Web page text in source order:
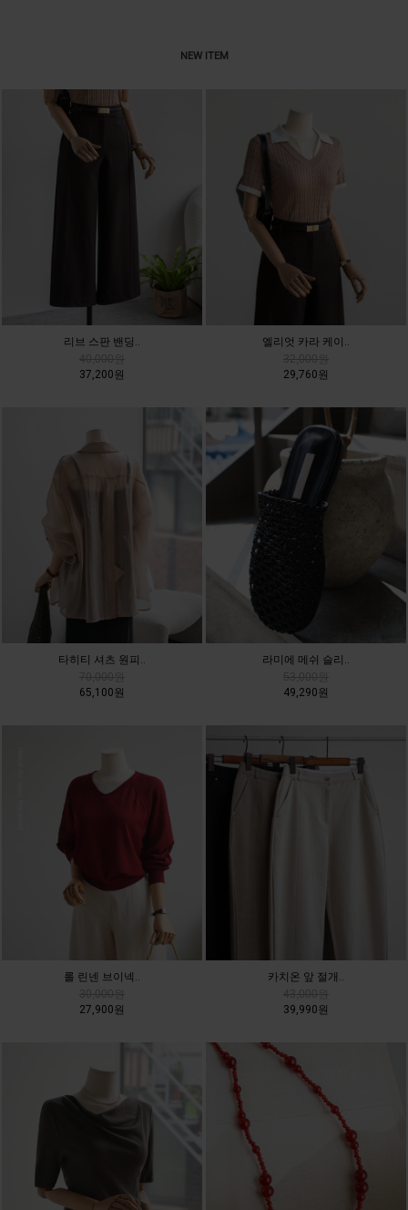
NEW ITEM
리브 스판 밴딩..
37,200원
엘리엇 카라 케이..
29,760원
타히티 셔츠 원피..
65,100원
라미에 메쉬 슬리..
49,290원
롤 린넨 브이넥..
27,900원
카치온 앞 절개..
39,990원